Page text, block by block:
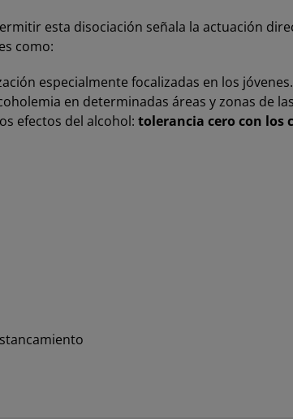
esta disociación señala la actuación
como:
especialmente focalizadas en los jóvenes.
en determinadas áreas y zonas de
efectos del alcohol: tolerancia cero con los